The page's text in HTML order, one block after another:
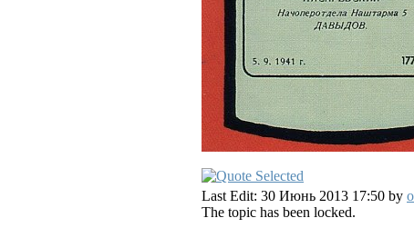
Last Edit: 30 Июнь 2013 17:50 by
The topic has been locked.